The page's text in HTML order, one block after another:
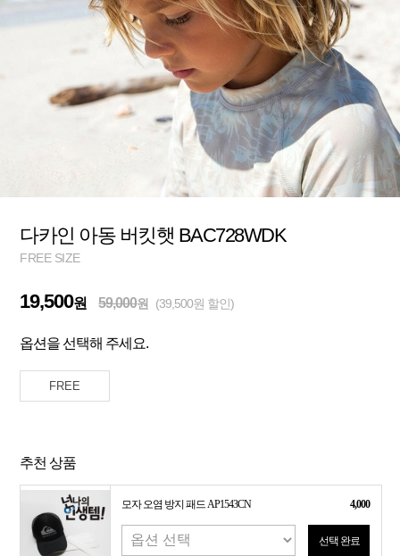
다카인 아동 버킷햇 BAC728WDK
FREE SIZE
19,500원 59,000원 (39,500원 할인)
옵션을 선택해 주세요.
FREE
추천 상품
모자 오염 방지 패드 AP1543CN 4,000
선택 완료